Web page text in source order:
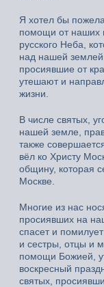
Я хотел бы
помощи от наших
русского Неба,
над нашей
просиявшие от
утешают и
жизни.
В числе святых,
нашей земле,
также
вёл ко Христу
общину, которая
Москве.
Многие из нас
просиявших на
спасет и
и сестры, отцы и
помощи Божией,
воскресный
святых,